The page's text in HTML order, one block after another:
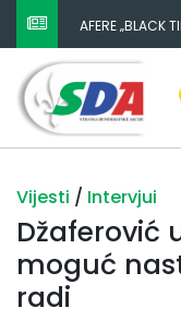
NESTANAK
SLUČAJNI
VLADA FBIH I
Vijesti / Intervjui
Džaferović
moguć
radi